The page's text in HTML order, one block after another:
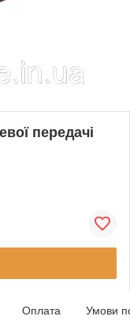
передачі
Оплата Умови